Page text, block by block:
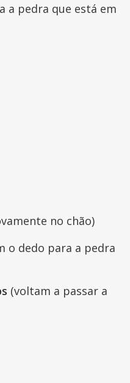
a pedra que está em
no chão)
o dedo para a pedra
(voltam a passar a